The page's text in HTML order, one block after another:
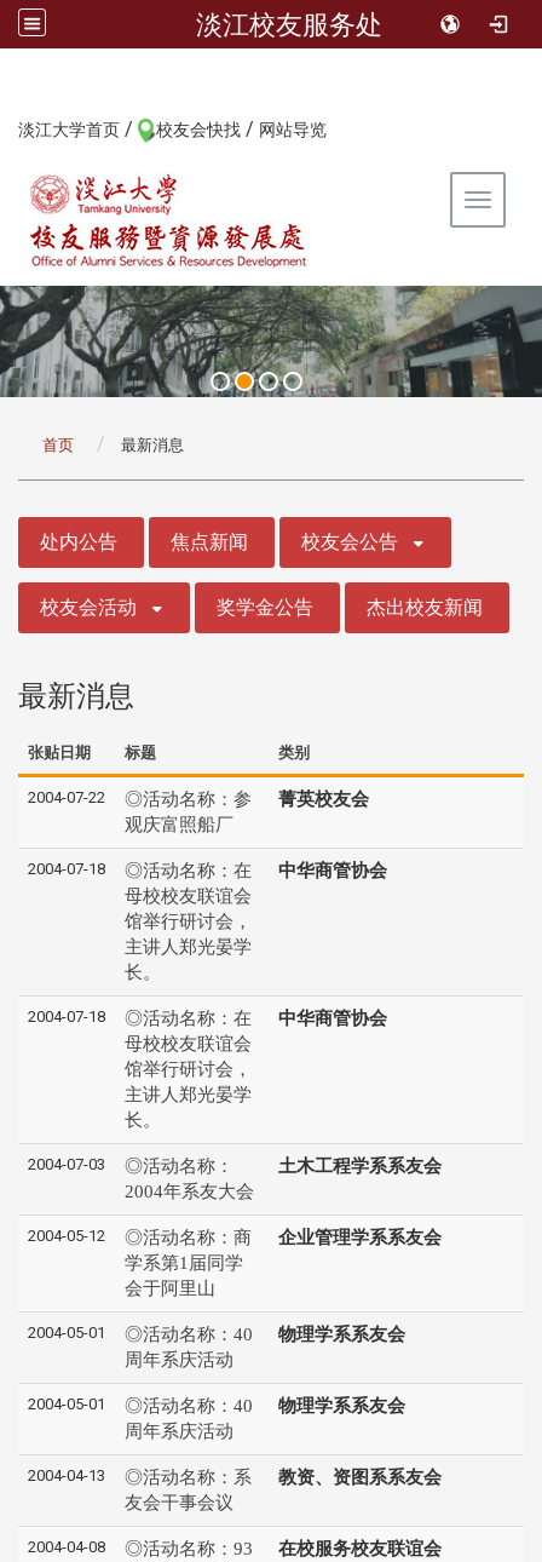
淡江校友服务处
淡江大学首页 / 校友会快找 / 网站导览
Toggle
首页 最新消息
处内公告 焦点新闻 校友会公告
校友会活动 奖学金公告 杰出校友新闻
最新消息
张贴日期 标题 类别
2004-07-22
◎活动名称：参
观庆富照船厂
菁英校友会
2004-07-18
◎活动名称：在
母校校友联谊会
馆举行研讨会，
主讲人郑光晏学
长。
中华商管协会
2004-07-18
◎活动名称：在
母校校友联谊会
馆举行研讨会，
主讲人郑光晏学
长。
中华商管协会
2004-07-03
◎活动名称：
2004年系友大会
土木工程学系系友会
2004-05-12
◎活动名称：商
学系第1届同学
会于阿里山
企业管理学系系友会
2004-05-01
◎活动名称：40
周年系庆活动
物理学系系友会
2004-05-01
◎活动名称：40
周年系庆活动
物理学系系友会
2004-04-13
◎活动名称：系
友会干事会议
教资、资图系系友会
2004-04-08
◎活动名称：93
在校服务校友联谊会